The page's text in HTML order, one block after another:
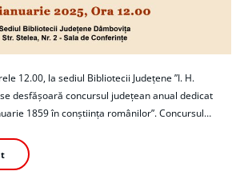
12.00, la sediul Bibliotecii Judeţene ”I. H.
desfăşoară concursul judeţean anual dedicat
1859 în conştiinţa românilor”. Concursul…